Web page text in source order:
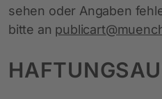
sehen oder Angaben
bitte an